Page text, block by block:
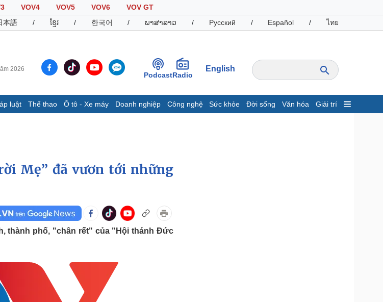
VOV4 VOV5 VOV6
VOV GT
本語 / ខ្មែរ / 한국어 / ພາສາລາວ / Русский / Español / ไทย
2026
PodcastRadio
English
luật Thể thao Ô tô - Xe máy Doanh nghiệp Công nghệ Sức khỏe Đời sống Văn hóa Giải trí
Infographic
đá
Ô tô - Xe máy
Ô tô
Xe máy
Doanh nghiệp
Thông tin doanh nghiệp
Doanh nghiệp 24h
Giải trí
Nghệ sĩ
Mẹ” đã vươn tới những
thành phố, "chân rết" của "Hội thánh Đức